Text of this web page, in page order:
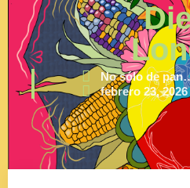
No sólo de
febrero 23, 2026